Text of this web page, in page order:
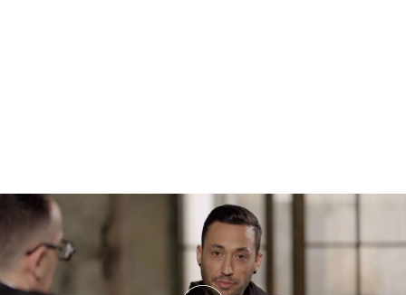
Juan habla de lo que ha vivido en la guerra
PUEDE INTERESARTE
Juan, español que ha combatido en Ucrania,